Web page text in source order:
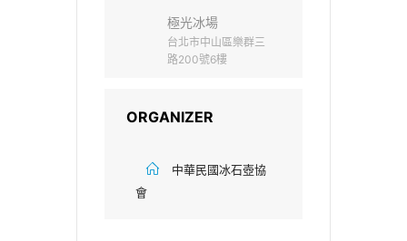
極光冰場
台北市中山區樂群三
路200號6樓
ORGANIZER
中華民國冰石壺協
會